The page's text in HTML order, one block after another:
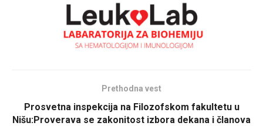
Prethodna vest
Prosvetna inspekcija na Filozofskom fakultetu u
Nišu:Proverava se zakonitost izbora dekana i članova